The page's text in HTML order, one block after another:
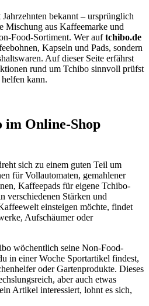
bekannt – ursprünglich
Mischung aus Kaffeemarke und
Food-Sortiment. Wer auftchibo.de
Kapseln und Pads, sondern
Auf dieser Seite erfährst
rund um Tchibo sinnvoll prüfst
kann.
im Online-Shop
sich zu einem guten Teil um
für Vollautomaten, gemahlener
Kaffeepads für eigene Tchibo-
verschiedenen Stärken und
einsteigen möchte, findet
Aufschäumer oder
wöchentlich seine Non-Food-
in einer Woche Sportartikel findest,
oder Gartenprodukte. Dieses
aber auch etwas
Artikel interessiert, lohnt es sich,